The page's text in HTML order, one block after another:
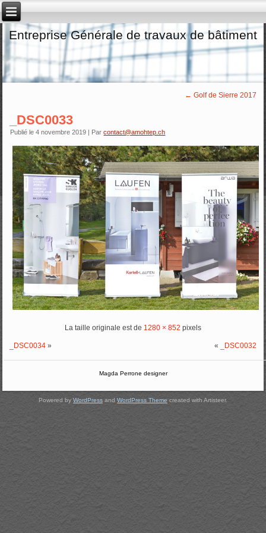
Entreprise Générale de travaux de bâtiment
← Golf de Sierre 2017
_DSC0033
Publié le 4 novembre 2019 | Par contact@amohtep.ch
La taille originale est de 1280 × 852 pixels
_DSC0034 » « _DSC0032
Magda Perrone designer
Powered by WordPress and WordPress Theme created with Artisteer.